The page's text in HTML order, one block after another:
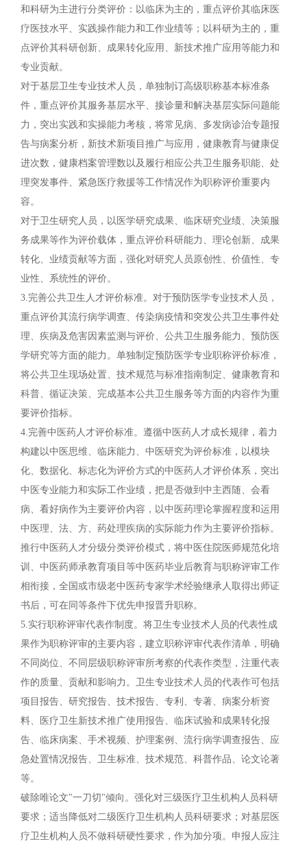
和科研为主进行分类评价：以临床为主的，重点评价其临床医
疗医技水平、实践操作能力和工作业绩等；以科研为主的，重
点评价其科研创新、成果转化应用、新技术推广应用等能力和
专业贡献。
对于基层卫生专业技术人员，单独制订高级职称基本标准条
件，重点评价其服务基层水平、接诊量和解决基层实际问题能
力，突出实践和实操能力考核，将常见病、多发病诊治专题报
告与病案分析，新技术新项目推广与应用，健康教育与健康促
进次数，健康档案管理数以及履行相应公共卫生服务职能、处
理突发事件、紧急医疗救援等工作情况作为职称评价重要内
容。
对于卫生研究人员，以医学研究成果、临床研究业绩、决策服
务成果等作为评价载体，重点评价科研能力、理论创新、成果
转化、业绩贡献等方面，强化对研究人员原创性、价值性、专
业性、系统性的评价。
3.完善公共卫生人才评价标准。对于预防医学专业技术人员，
重点评价其流行病学调查、传染病疫情和突发公共卫生事件处
理、疾病及危害因素监测与评价、公共卫生服务能力、预防医
学研究等方面的能力。单独制定预防医学专业职称评价标准，
将公共卫生现场处置、技术规范与标准指南制定、健康教育和
科普、循证决策、完成基本公共卫生服务等方面的内容作为重
要评价指标。
4.完善中医药人才评价标准。遵循中医药人才成长规律，着力
构建以中医思维、临床能力、中医研究为评价标准，以模块
化、数据化、标志化为评价方式的中医药人才评价体系，突出
中医专业能力和实际工作业绩，把是否做到中主西随、会看
病、看好病作为主要评价内容，以中医药理论掌握程度和运用
中医理、法、方、药处理疾病的实际能力作为主要评价指标。
推行中医药人才分级分类评价模式，将中医住院医师规范化培
训、中医药师承教育项目等中医药毕业后教育与职称评审工作
相衔接，全国或市级老中医药专家学术经验继承人取得出师证
书后，可在同等条件下优先申报晋升职称。
5.实行职称评审代表作制度。将卫生专业技术人员的代表性成
果作为职称评审的主要内容，建立职称评审代表作清单，明确
不同岗位、不同层级职称评审所考察的代表作类型，注重代表
作的质量、贡献和影响力。卫生专业技术人员的代表作可包括
项目报告、研究报告、技术报告、专利、专著、病案分析资
料、医疗卫生新技术推广使用报告、临床试验和成果转化报
告、临床病案、手术视频、护理案例、流行病学调查报告、应
急处置情况报告、卫生标准、技术规范、科普作品、论文论著
等。
破除唯论文"一刀切"倾向。强化对三级医疗卫生机构人员科研
要求；适当降低对二级医疗卫生机构人员科研要求；对基层医
疗卫生机构人员不做科研硬性要求，作为加分项。申报人应注